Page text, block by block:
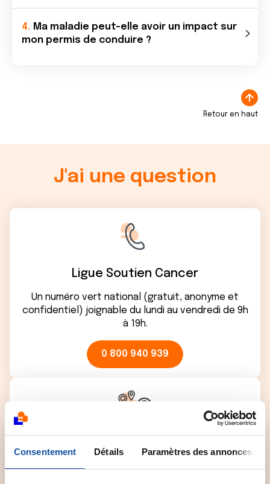
Consentement Détails Paramètres des annonces
Ma maladie peut-elle avoir un impact sur
mon permis de conduire ?
Retour en haut
J'ai une question
Ligue Soutien Cancer
Un numéro vert national (gratuit, anonyme et
confidentiel) joignable du lundi au vendredi de 9h
à 19h.
0 800 940 939
Contactez le comité départemental de la Ligue